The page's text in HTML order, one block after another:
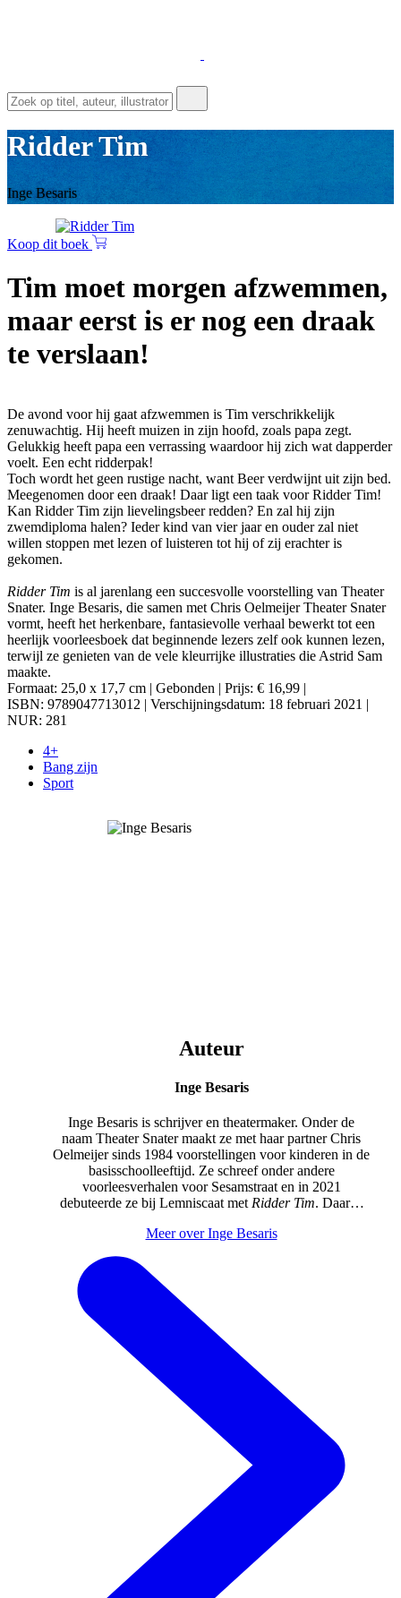
Ridder Tim
Inge Besaris
Koop dit boek
Tim moet morgen afzwemmen,
maar eerst is er nog een draak
te verslaan!
De avond voor hij gaat afzwemmen is Tim verschrikkelijk
zenuwachtig. Hij heeft muizen in zijn hoofd, zoals papa zegt.
Gelukkig heeft papa een verrassing waardoor hij zich wat dapperder
voelt. Een echt ridderpak!
Toch wordt het geen rustige nacht, want Beer verdwijnt uit zijn bed.
Meegenomen door een draak! Daar ligt een taak voor Ridder Tim!
Kan Ridder Tim zijn lievelingsbeer redden? En zal hij zijn
zwemdiploma halen? Ieder kind van vier jaar en ouder zal niet
willen stoppen met lezen of luisteren tot hij of zij erachter is
gekomen.
Ridder Tim is al jarenlang een succesvolle voorstelling van Theater
Snater. Inge Besaris, die samen met Chris Oelmeijer Theater Snater
vormt, heeft het herkenbare, fantasievolle verhaal bewerkt tot een
heerlijk voorleesboek dat beginnende lezers zelf ook kunnen lezen,
terwijl ze genieten van de vele kleurrijke illustraties die Astrid Sam
maakte.
Formaat: 25,0 x 17,7 cm | Gebonden | Prijs: € 16,99 |
ISBN: 9789047713012 | Verschijningsdatum: 18 februari 2021 |
NUR: 281
4+
Bang zijn
Sport
Auteur
Inge Besaris
Inge Besaris is schrijver en theatermaker. Onder de
naam Theater Snater maakt ze met haar partner Chris
Oelmeijer sinds 1984 voorstellingen voor kinderen in de
basisschoolleeftijd. Ze schreef onder andere
voorleesverhalen voor Sesamstraat en in 2021
debuteerde ze bij Lemniscaat met Ridder Tim. Daarna
en het liedjesprentenboekDe schreeuw van de
Meer over Inge Besaris